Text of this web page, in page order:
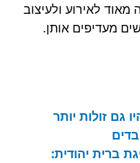
לאירוע ולעיצוב
מעדיפים אותן.
גם זולות יותר
ברית יהודית: